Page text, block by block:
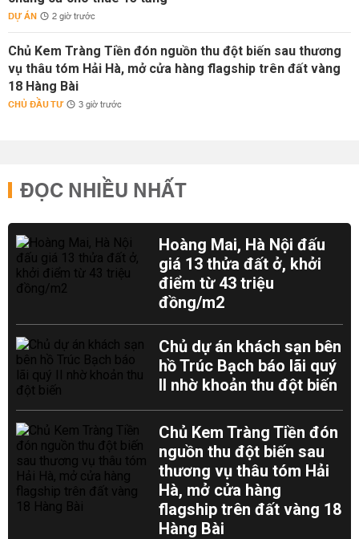
DỰ ÁN 2 giờ trước
Chủ Kem Tràng Tiền đón nguồn thu đột biến sau thương
vụ thâu tóm Hải Hà, mở cửa hàng flagship trên đất vàng
18 Hàng Bài
CHỦ ĐẦU TƯ 3 giờ trước
ĐỌC NHIỀU NHẤT
Hoàng Mai, Hà Nội đấu
giá 13 thửa đất ở, khởi
điểm từ 43 triệu
đồng/m2
Chủ dự án khách sạn bên
hồ Trúc Bạch báo lãi quý
II nhờ khoản thu đột biến
Chủ Kem Tràng Tiền đón
nguồn thu đột biến sau
thương vụ thâu tóm Hải
Hà, mở cửa hàng
flagship trên đất vàng 18
Hàng Bài